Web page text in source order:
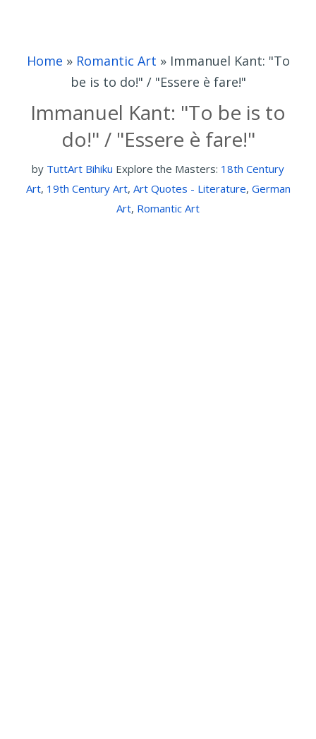
Home » Romantic Art » Immanuel Kant: "To
be is to do!" / "Essere è fare!"
Immanuel Kant: "To be is to
do!" / "Essere è fare!"
by TuttArt Bihiku Explore the Masters: 18th Century
Art, 19th Century Art, Art Quotes - Literature, German
Art, Romantic Art